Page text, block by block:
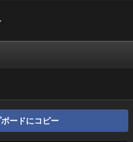
ードにコピー